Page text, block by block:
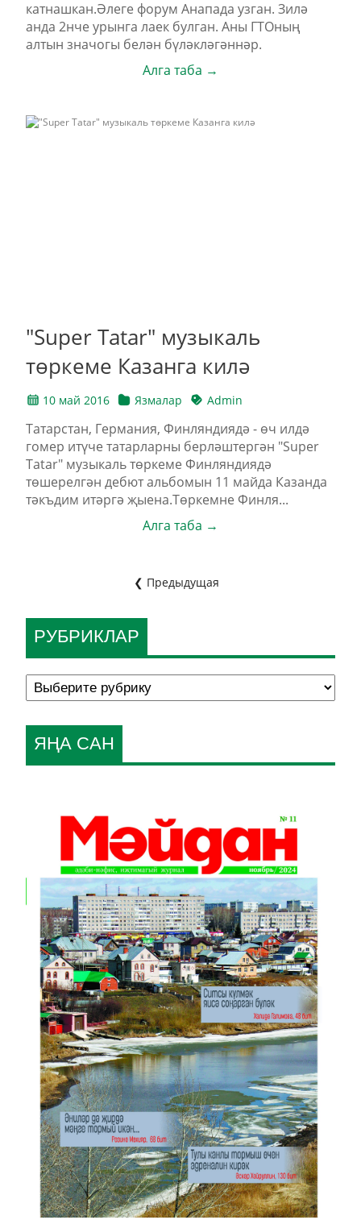
катнашкан.Әлеге форум Анапада узган. Зилә
анда 2нче урынга лаек булган. Аны ГТОның
алтын значогы белән бүләкләгәннәр.
Алга таба →
"Super Tatar" музыкаль
төркеме Казанга килә
10 май 2016 Язмалар Admin
Татарстан, Германия, Финляндиядә - өч илдә
гомер итүче татарларны берләштергән "Super
Tatar" музыкаль төркеме Финляндиядә
төшерелгән дебют альбомын 11 майда Казанда
тәкъдим итәргә җыена.Төркемне Финля...
Алга таба →
❮ Предыдущая
РУБРИКЛАР
ЯҢА САН